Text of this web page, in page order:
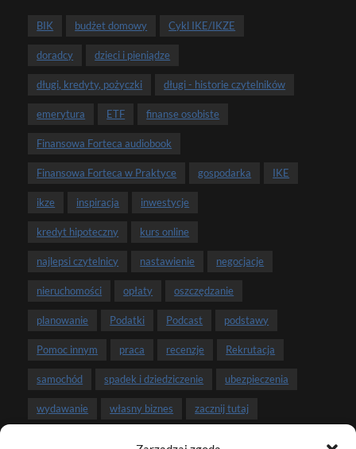
BIK budżet domowy Cykl IKE/IKZE
doradcy dzieci i pieniądze
długi, kredyty, pożyczki długi - historie czytelników
emerytura ETF finanse osobiste
Finansowa Forteca audiobook
Finansowa Forteca w Praktyce gospodarka IKE
ikze inspiracja inwestycje
kredyt hipoteczny kurs online
najlepsi czytelnicy nastawienie negocjacje
nieruchomości opłaty oszczędzanie
planowanie Podatki Podcast podstawy
Pomoc innym praca recenzje Rekrutacja
samochód spadek i dziedziczenie ubezpieczenia
wydawanie własny biznes zacznij tutaj